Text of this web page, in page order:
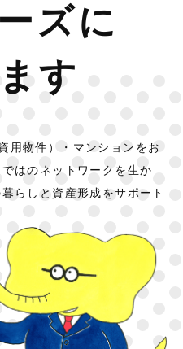
ズに
す
用物件）・マンションをお
はのネットワークを生か
らしと資産形成をサポート